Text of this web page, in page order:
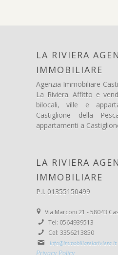
LA RIVIERA
IMMOBILIARE
Agenzia Immobiliare
La Riviera. Affitto e
bilocali, ville e
Castiglione della
appartamenti a
LA RIVIERA
IMMOBILIARE
P.I. 01355150499
Via Marconi 21 - 58043
Tel: 0564939513
Cel: 3356213850
info@immobiliarelariviera.it
Privacy Policy